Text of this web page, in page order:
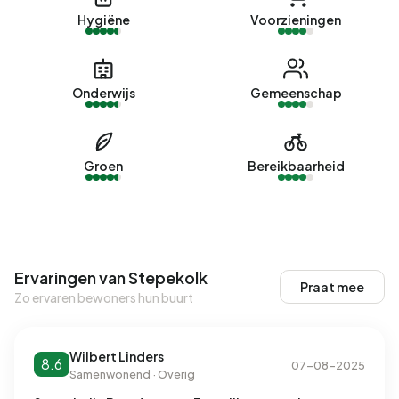
Hygiëne Voorzieningen
Onderwijs Gemeenschap
Groen Bereikbaarheid
Ervaringen van Stepekolk
Zo ervaren bewoners hun buurt
Praat mee
8.6 Wilbert Linders
Samenwonend · Overig
07-08-2025